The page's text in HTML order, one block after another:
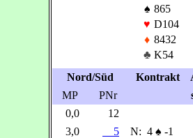
♠ 865
♥ D104
♦ 8432
♣ K54
Nord/Süd
Kontrakt
MP
PNr
0,0
12
3,0
5 N: 4 ♠ -1